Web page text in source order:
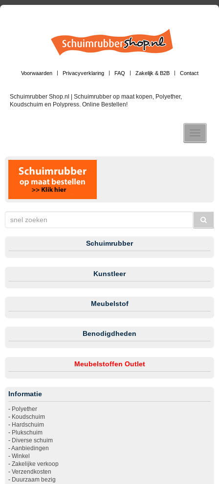
Voorwaarden Privacyverklaring FAQ Zakelijk & B2B Contact
Schuimrubber Shop.nl | Schuimrubber op maat kopen, Polyether,
Koudschuim en Polypress. Online Bestellen!
Toggle
Schuimrubber
Kunstleer
Meubelstof
Benodigdheden
Meubelstoffen Outlet
Informatie
- Polyether
- Koudschuim
- Hardschuim
- Plukschuim
- Diverse schuim
-Aanbiedingen
- Winkel
- Zakelijke verkoop
- Verzendkosten
- Duurzaam bezig